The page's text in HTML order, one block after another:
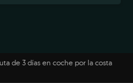
de 3 días en coche por la costa